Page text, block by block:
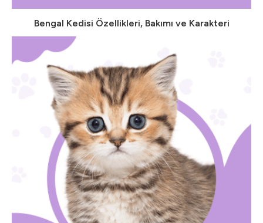
Bengal Kedisi Özellikleri, Bakımı ve Karakteri